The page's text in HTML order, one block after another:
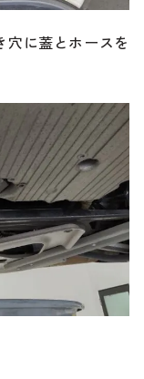
穴に蓋とホースを